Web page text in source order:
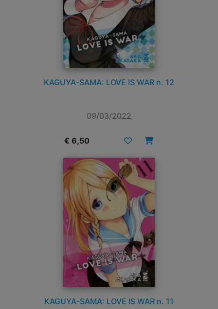
KAGUYA-SAMA: LOVE IS WAR n. 12
09/03/2022
€ 6,50
KAGUYA-SAMA: LOVE IS WAR n. 11